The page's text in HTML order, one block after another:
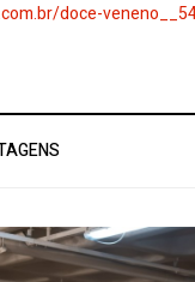
doce-